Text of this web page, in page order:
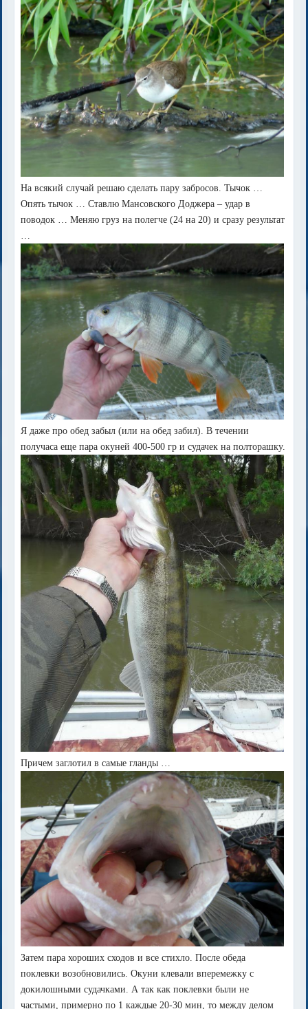
На всякий случай решаю сделать пару забросов. Тычок …
Опять тычок … Ставлю Мансовского Доджера – удар в
поводок … Меняю груз на полегче (24 на 20) и сразу результат
Я даже про обед забыл (или на обед забил). В течении
получаса еще пара окуней 400-500 гр и судачек на полторашку.
Причем заглотил в самые гланды …
Затем пара хороших сходов и все стихло. После обеда
поклевки возобновились. Окуни клевали вперемежку с
докилошными судачками. А так как поклевки были не
частыми, примерно по 1 каждые 20-30 мин, то между делом